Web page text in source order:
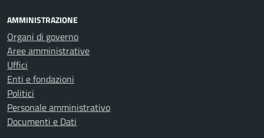
AMMINISTRAZIONE
Organi di governo
Aree amministrative
Uffici
Enti e fondazioni
Politici
Personale amministrativo
Documenti e Dati